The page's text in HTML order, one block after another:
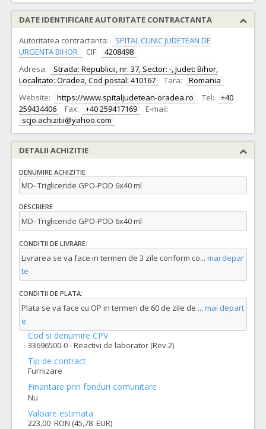
DATE IDENTIFICARE AUTORITATE CONTRACTANTA
Autoritatea contractanta:
SPITAL CLINIC JUDETEAN DE
URGENTA BIHOR
CIF:
4208498
Adresa:
Strada: Republicii, nr. 37, Sector: -, Judet: Bihor,
Localitate: Oradea, Cod postal: 410167
Tara:
Romania
Website:
https://www.spitaljudetean-oradea.ro Tel:
+40
259434406
Fax: +40 259417169
E-mail:
scjo.achizitii@yahoo.com
DETALII ACHIZITIE
DENUMIRE ACHIZITIE
MD- Trigliceride GPO-POD 6x40 ml
DESCRIERE
MD- Trigliceride GPO-POD 6x40 ml
CONDITII DE LIVRARE:
Livrarea se va face in termen de 3 zile conform co... mai depar
te
CONDITII DE PLATA:
Plata se va face cu OP in termen de 60 de zile de ... mai depart
e
Cod si denumire CPV
33696500-0 - Reactivi de laborator (Rev.2)
Tip de contract
Furnizare
Finantare prin fonduri comunitare
Nu
Valoare estimata
223,00 RON (45,78 EUR)